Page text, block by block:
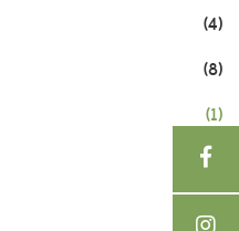
(4)
(8)
(1)
(2)